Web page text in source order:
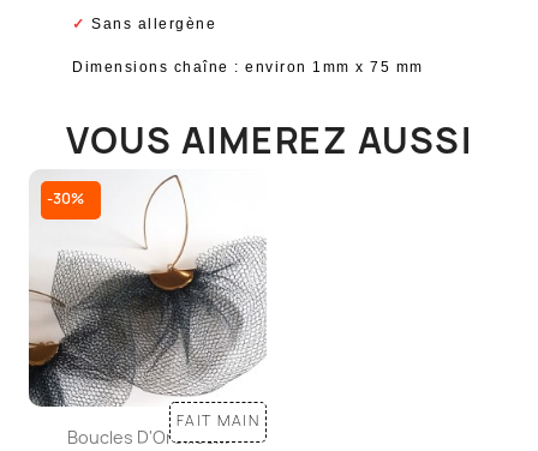
✓ Sans allergène
Dimensions chaîne : environ 1mm x 75 mm
VOUS AIMEREZ AUSSI
Boucles D'Oreilles...
FAIT MAIN
-30%